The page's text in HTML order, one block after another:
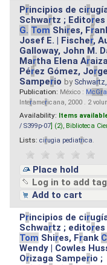
Principios de cir
Schwartz ; Editor
G. Tom Shires, Fr
Josef E. | Fischer,
Galloway, John M.
Martha Elena Ar
Pérez Gómez, Jor
Samperio by Schwar
Publication: México : McGr
Interamericana, 2000 . 2
Availability: Items
/ S399p-07 ] (2), Biblioteca
Lists: cirugia pediatrica
Place hold
Log in to add
Add to cart
Principios de cir
Schwartz ; editor
Tom Shires, Frank
Wendy | Cowles
Orizaga Samperio ;